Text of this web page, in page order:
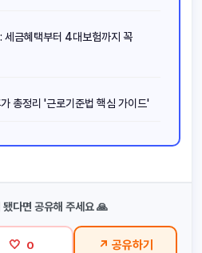
금혜택부터 4대보험까지 꼭
총정리 '근로기준법 핵심 가이드'
됐다면 공유해 주세요 🙏
🤍 0 ↗ 공유하기